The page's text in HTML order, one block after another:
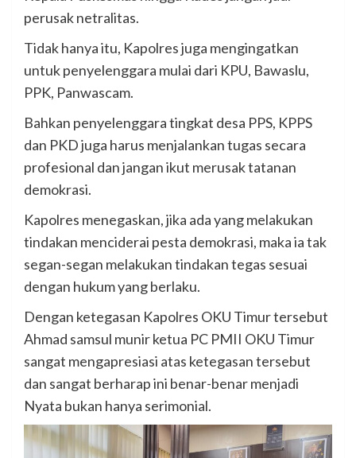
perusak netralitas.
Tidak hanya itu, Kapolres juga mengingatkan
untuk penyelenggara mulai dari KPU, Bawaslu,
PPK, Panwascam.
Bahkan penyelenggara tingkat desa PPS, KPPS
dan PKD juga harus menjalankan tugas secara
profesional dan jangan ikut merusak tatanan
demokrasi.
Kapolres menegaskan, jika ada yang melakukan
tindakan menciderai pesta demokrasi, maka ia tak
segan-segan melakukan tindakan tegas sesuai
dengan hukum yang berlaku.
Dengan ketegasan Kapolres OKU Timur tersebut
Ahmad samsul munir ketua PC PMII OKU Timur
sangat mengapresiasi atas ketegasan tersebut
dan sangat berharap ini benar-benar menjadi
Nyata bukan hanya serimonial.